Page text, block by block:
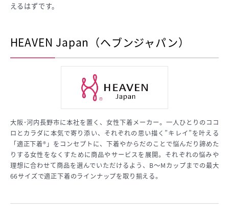
えるはずです。
HEAVEN Japan（ヘブンジャパン）
大阪･河内長野市に本社を置く、女性下着メーカー。一人ひとりのココ
ロとカラダに本気で寄り添い、それぞれの思い描く”キレイ”を叶える
「適正下着®︎」をコンセプトに、下着やからだのことで悩んだり諦めた
りする女性をなくすために商品やサービスを展開。それぞれの悩みや
理想に合わせて商品を選んでいただけるよう、B～Mカップまでの最大
66サイズで適正下着のラインナップを取り揃える。